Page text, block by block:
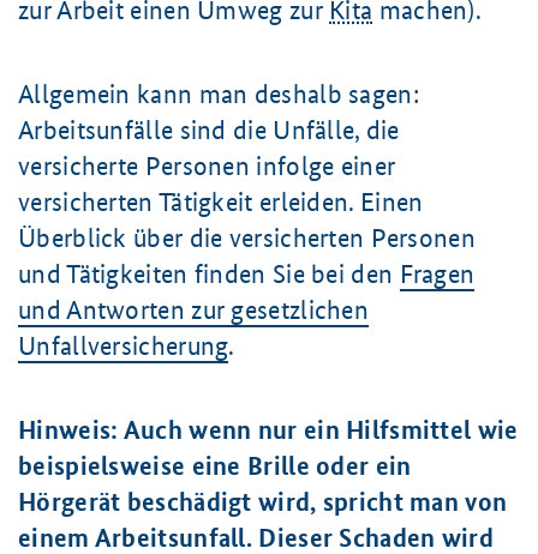
zur Arbeit einen Umweg zur Kita machen).
Allgemein kann man deshalb sagen:
Arbeitsunfälle sind die Unfälle, die
versicherte Personen infolge einer
versicherten Tätigkeit erleiden. Einen
Überblick über die versicherten Personen
und Tätigkeiten finden Sie bei den Fragen
und Antworten zur gesetzlichen
Unfallversicherung.
Hinweis: Auch wenn nur ein Hilfsmittel wie
beispielsweise eine Brille oder ein
Hörgerät beschädigt wird, spricht man von
einem Arbeitsunfall. Dieser Schaden wird